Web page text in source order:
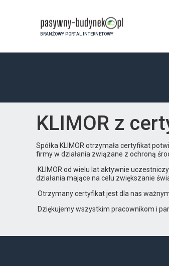
BRANŻOWY PORTAL INTERNETOWY
KLIMOR z
Spółka KLIMOR otrzymała certyfikat
firmy w działania związane z ochroną
KLIMOR od wielu lat aktywnie
działania mające na celu zwiększanie
Otrzymany certyfikat jest dla nas
Dziękujemy wszystkim pracownikom i